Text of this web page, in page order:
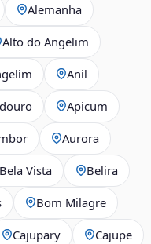
Alemanha
Alto do Angelim
Anil
Apicum
Aurora
Bela Vista Belira
Bom Milagre
Cajupary Cajupe